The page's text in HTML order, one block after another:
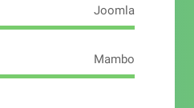
Joomla
Mambo